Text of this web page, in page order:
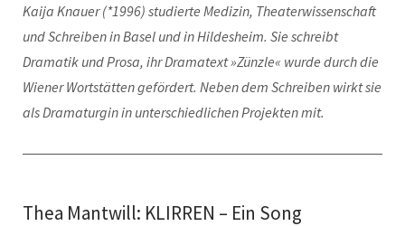
Kaija Knauer (*1996) studierte Medizin, Theaterwissenschaft
und Schreiben in Basel und in Hildesheim. Sie schreibt
Dramatik und Prosa, ihr Dramatext »Zünzle« wurde durch die
Wiener Wortstätten gefördert. Neben dem Schreiben wirkt sie
als Dramaturgin in unterschiedlichen Projekten mit.
Thea Mantwill: KLIRREN – Ein Song